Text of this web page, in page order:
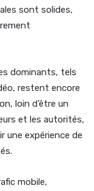
sont solides,
dominants, tels
restent encore
loin d’être un
et les autorités,
une expérience de
mobile,